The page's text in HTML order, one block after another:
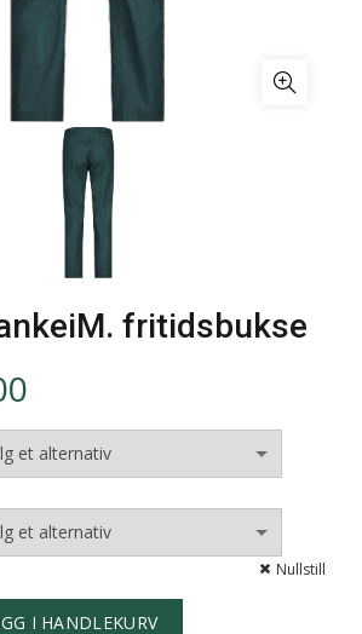
fritidsbukse
Nullstill
I HANDLEKURV